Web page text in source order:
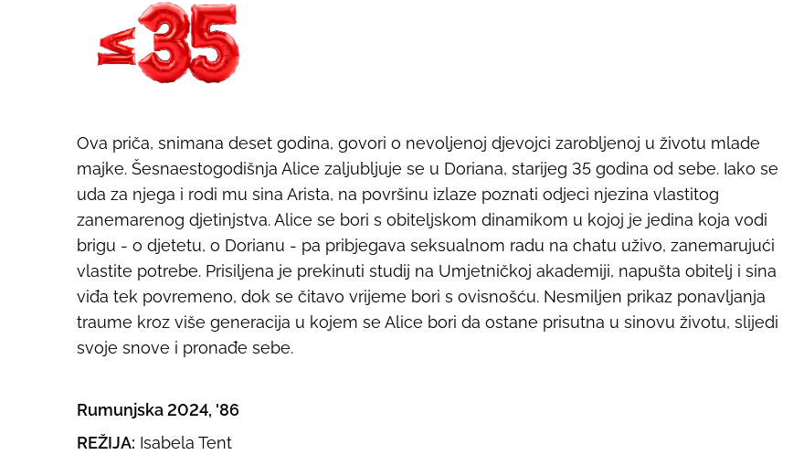
Ova priča, snimana deset godina, govori o nevoljenoj djevojci zarobljenoj u životu mlade
majke. Šesnaestogodišnja Alice zaljubljuje se u Doriana, starijeg 35 godina od sebe. Iako se
uda za njega i rodi mu sina Arista, na površinu izlaze poznati odjeci njezina vlastitog
zanemarenog djetinjstva. Alice se bori s obiteljskom dinamikom u kojoj je jedina koja vodi
brigu - o djetetu, o Dorianu - pa pribjegava seksualnom radu na chatu uživo, zanemarujući
vlastite potrebe. Prisiljena je prekinuti studij na Umjetničkoj akademiji, napušta obitelj i sina
viđa tek povremeno, dok se čitavo vrijeme bori s ovisnošću. Nesmiljen prikaz ponavljanja
traume kroz više generacija u kojem se Alice bori da ostane prisutna u sinovu životu, slijedi
svoje snove i pronađe sebe.
Rumunjska 2024, '86
REŽIJA: Isabela Tent